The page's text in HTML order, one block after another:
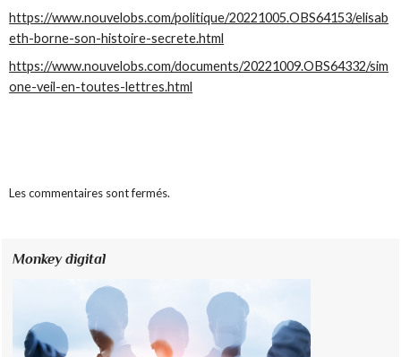
https://www.nouvelobs.com/politique/20221005.OBS64153/elisab
eth-borne-son-histoire-secrete.html
https://www.nouvelobs.com/documents/20221009.OBS64332/sim
one-veil-en-toutes-lettres.html
Les commentaires sont fermés.
Monkey digital